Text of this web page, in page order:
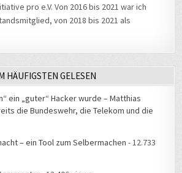
pro e.V. Von 2016 bis 2021 war ich
von 2018 bis 2021 als
HÄUFIGSTEN GELESEN
ein „guter“ Hacker wurde – Matthias
die Bundeswehr, die Telekom und die
– ein Tool zum Selbermachen - 12.733